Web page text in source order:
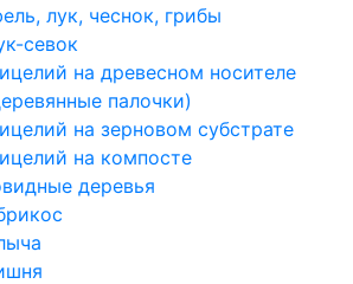
лук, чеснок, грибы
севок
на древесном носителе
палочки)
на зерновом субстрате
на компосте
деревья